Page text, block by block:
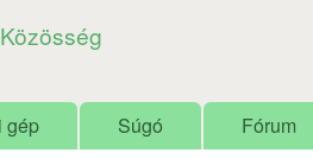
gép Súgó Fórum